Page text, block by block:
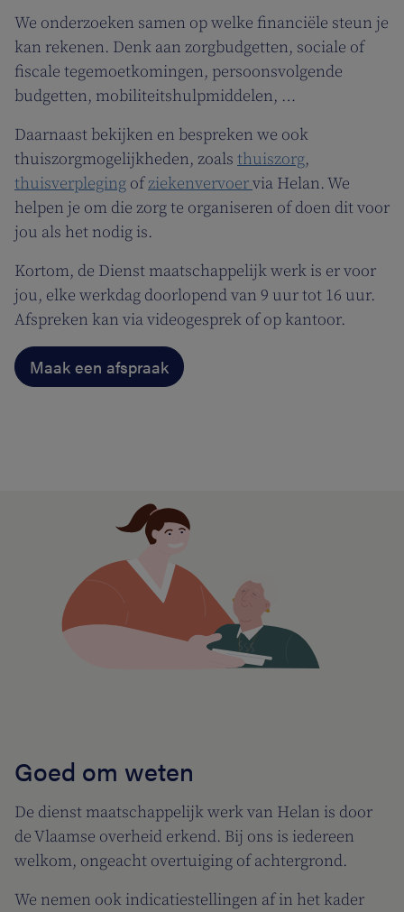
We onderzoeken samen op welke financiële steun je
kan rekenen. Denk aan zorgbudgetten, sociale of
fiscale tegemoetkomingen, persoonsvolgende
budgetten, mobiliteitshulpmiddelen, …
Daarnaast bekijken en bespreken we ook
thuiszorgmogelijkheden, zoals thuiszorg,
thuisverpleging ofziekenvervoervia Helan. We
helpen je om die zorg te organiseren of doen dit voor
jou als het nodig is.
Kortom, de Dienst maatschappelijk werk is er voor
jou, elke werkdag doorlopend van 9 uur tot 16 uur.
Afspreken kan via videogesprek of op kantoor.
Maak een afspraak
Goed om weten
De dienst maatschappelijk werk van Helan is door
de Vlaamse overheid erkend. Bij ons is iedereen
welkom, ongeacht overtuiging of achtergrond.
We nemen ook indicatiestellingen af in het kader